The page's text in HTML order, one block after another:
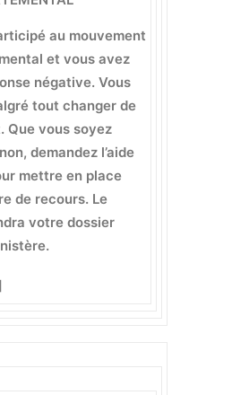
au mouvement
et vous avez
négative. Vous
tout changer de
Que vous soyez
demandez l’aide
mettre en place
de recours. Le
votre dossier